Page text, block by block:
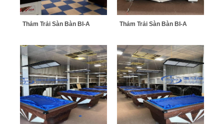
Thảm Trải Sàn Bàn BI-A Thảm Trải Sàn Bàn BI-A